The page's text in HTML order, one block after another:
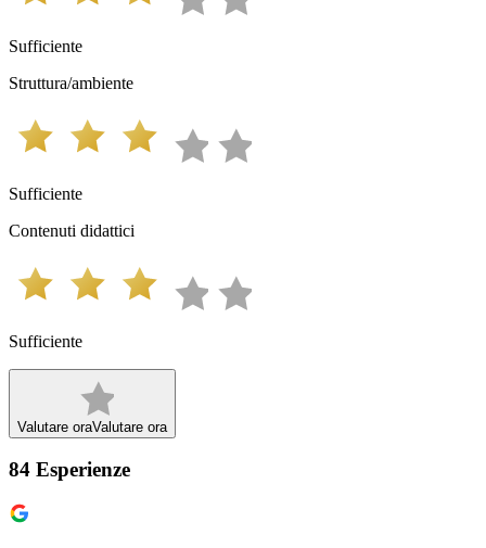
Sufficiente
Struttura/ambiente
Sufficiente
Contenuti didattici
Sufficiente
Valutare oraValutare ora
84 Esperienze